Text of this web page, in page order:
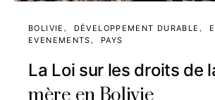
BOLIVIE DÉVELOPPEMENT DURABLE
EVENEMENTS
PAYS
La Loi sur les droits de